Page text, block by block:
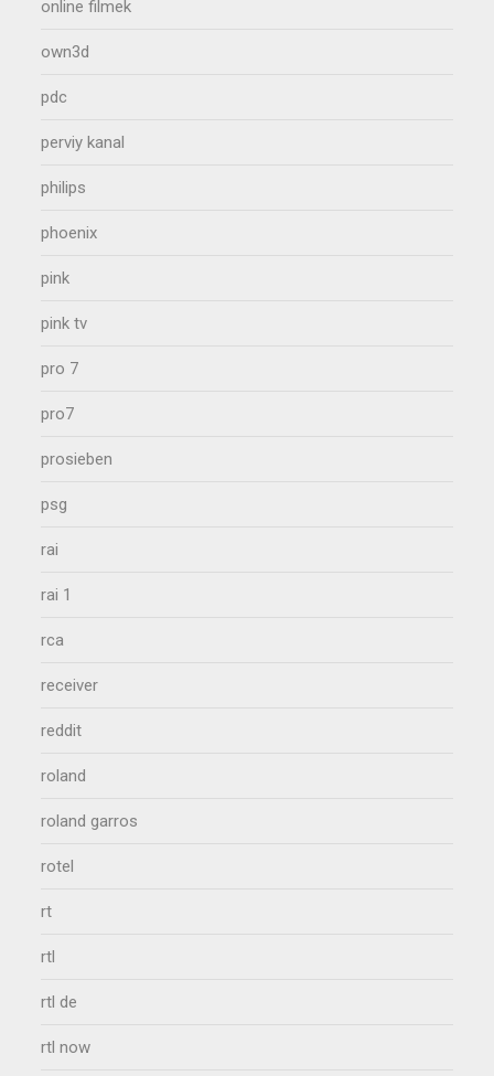
online filmek
own3d
pdc
perviy kanal
philips
phoenix
pink
pink tv
pro 7
pro7
prosieben
psg
rai
rai 1
rca
receiver
reddit
roland
roland garros
rotel
rt
rtl
rtl de
rtl now